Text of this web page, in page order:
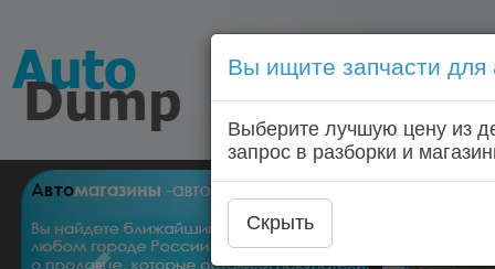
Голосовой запрос
Главная
Вы ищите запчасти для
Выберите лучшую цену из
запрос в разборки и
Скрыть